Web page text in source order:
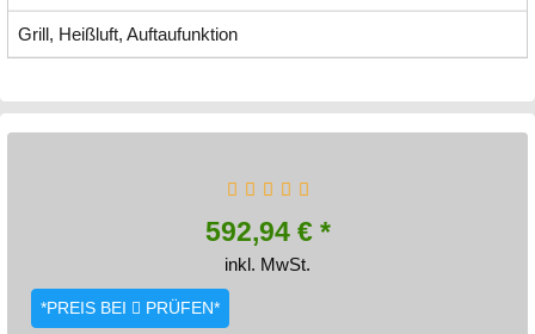
Grill, Heißluft, Auftaufunktion
592,94 € *
inkl. MwSt.
*PREIS BEI PRÜFEN*